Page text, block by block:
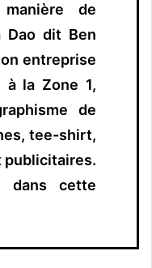
de
Dao dit Ben
entreprise
à la Zone 1,
de
tee-shirt,
publicitaires.
dans cette